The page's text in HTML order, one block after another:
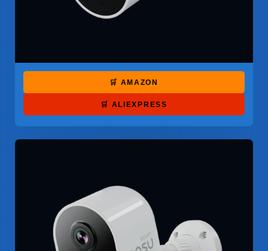
🛒 AMAZON
🛒 ALIEXPRESS